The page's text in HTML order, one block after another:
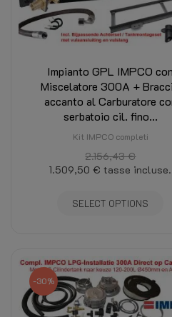
Impianto GPL IMPCO con
Miscelatore 300A +
accanto al Carburatore
serbatoio cil. fino...
Kit IMPCO completi
2.156,43 €
1.509,50 € tasse incluse.
SELECT OPTIONS
-30%